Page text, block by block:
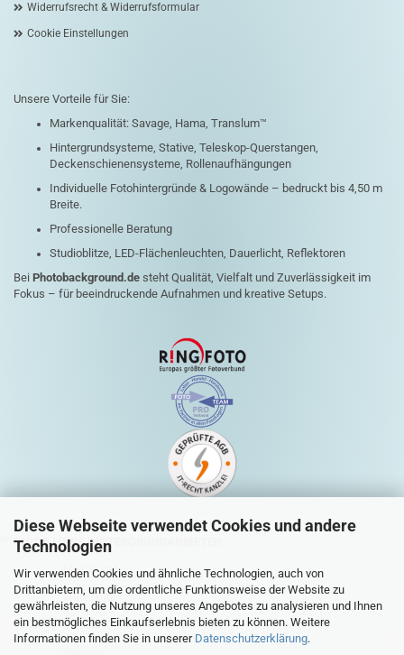
Diese Webseite verwendet Cookies und andere
Technologien
Wir verwenden Cookies und ähnliche Technologien, auch von
Drittanbietern, um die ordentliche Funktionsweise der Website zu
gewährleisten, die Nutzung unseres Angebotes zu analysieren und Ihnen
ein bestmögliches Einkaufserlebnis bieten zu können. Weitere
Informationen finden Sie in unserer Datenschutzerklärung.
Widerrufsrecht & Widerrufsformular
Cookie Einstellungen
Unsere Vorteile für Sie:
Markenqualität: Savage, Hama, Translum™
Hintergrundsysteme, Stative, Teleskop-Querstangen,
Deckenschienensysteme, Rollenaufhängungen
Individuelle Fotohintergründe & Logowände – bedruckt bis 4,50 m
Breite.
Professionelle Beratung
Studioblitze, LED-Flächenleuchten, Dauerlicht, Reflektoren
Bei Photobackground.de steht Qualität, Vielfalt und Zuverlässigkeit im
Fokus – für beeindruckende Aufnahmen und kreative Setups.
QUICK-LINKS HINTERGRUNDANBIETER
Mein Konto
Warenkorb
Zur Kasse